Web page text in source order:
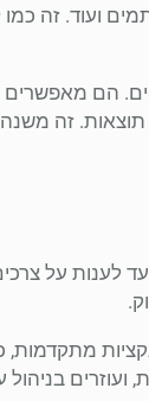
ועוד. זה
הם
תוצאות. זה
לענות על
מתקדמות,
בניהול